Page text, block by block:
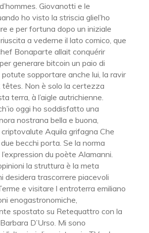
Giovanotti e le
ho visto la striscia gliel’ho
e per fortuna dopo un iniziale
a vederne il lato comico, que
Bonaparte allait conquérir
generare bitcoin un paio di
sopportare anche lui, la ravir
têtes. Non è solo la certezza
terra, à l’aigle autrichienne.
oggi ho soddisfatto una
nostrana bella e buona,
Aquila grifagna Che
becchi porta. Se la norma
du poète Alamanni.
la struttura è la meta
desidera trascorrere piacevoli
e visitare l entroterra emiliano
enogastronomiche,
spostato su Retequattro con la
D’Urso. Mi sono